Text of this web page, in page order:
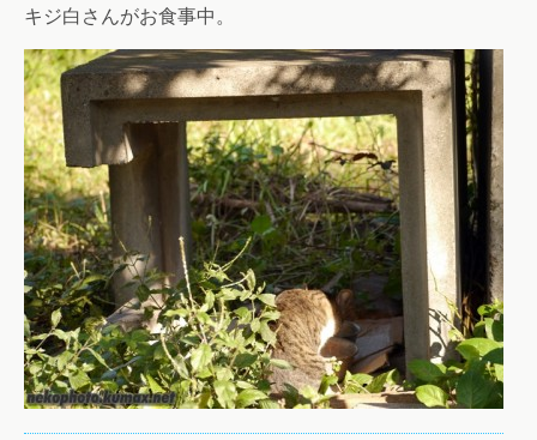
キジ白さんがお食事中。